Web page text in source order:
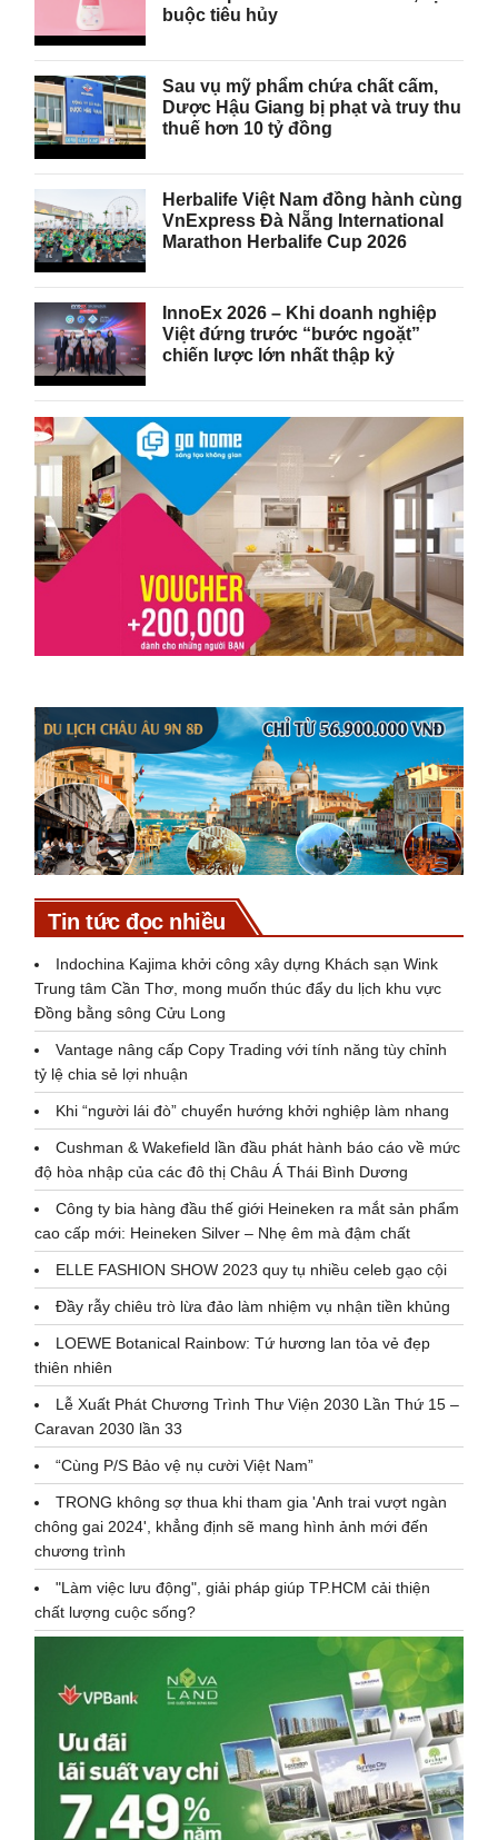
buộc tiêu hủy
Sau vụ mỹ phẩm chứa chất cấm,
Dược Hậu Giang bị phạt và truy thu
thuế hơn 10 tỷ đồng
Herbalife Việt Nam đồng hành cùng
VnExpress Đà Nẵng International
Marathon Herbalife Cup 2026
InnoEx 2026 – Khi doanh nghiệp
Việt đứng trước “bước ngoặt”
chiến lược lớn nhất thập kỷ
Tin tức đọc nhiều
Indochina Kajima khởi công xây dựng Khách sạn Wink
Trung tâm Cần Thơ, mong muốn thúc đẩy du lịch khu vực
Đồng bằng sông Cửu Long
Vantage nâng cấp Copy Trading với tính năng tùy chỉnh
tỷ lệ chia sẻ lợi nhuận
Khi “người lái đò” chuyển hướng khởi nghiệp làm nhang
Cushman & Wakefield lần đầu phát hành báo cáo về mức
độ hòa nhập của các đô thị Châu Á Thái Bình Dương
Công ty bia hàng đầu thế giới Heineken ra mắt sản phẩm
cao cấp mới: Heineken Silver – Nhẹ êm mà đậm chất
ELLE FASHION SHOW 2023 quy tụ nhiều celeb gạo cội
Đầy rẫy chiêu trò lừa đảo làm nhiệm vụ nhận tiền khủng
LOEWE Botanical Rainbow: Tứ hương lan tỏa vẻ đẹp
thiên nhiên
Lễ Xuất Phát Chương Trình Thư Viện 2030 Lần Thứ 15 –
Caravan 2030 lần 33
“Cùng P/S Bảo vệ nụ cười Việt Nam”
TRONG không sợ thua khi tham gia 'Anh trai vượt ngàn
chông gai 2024', khẳng định sẽ mang hình ảnh mới đến
chương trình
"Làm việc lưu động", giải pháp giúp TP.HCM cải thiện
chất lượng cuộc sống?